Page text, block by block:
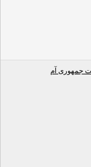
جمهوری آم